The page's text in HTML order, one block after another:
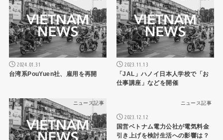
2024.01.31
台湾系PouYuen社、雇用を再開
2023.11.13
「JAL」ハノイ日本人学校で「お
仕事講座」などを開催
ニュース記事 ニュース記事
2023.12.12
国営ベトナム電力公社が電気料金
引き上げを検討生活への影響は？